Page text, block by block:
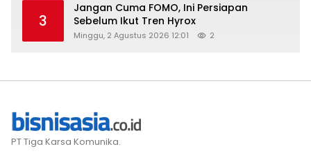
3
Jangan Cuma FOMO, Ini Persiapan
Sebelum Ikut Tren Hyrox
Minggu, 2 Agustus 2026 12:01 2
PT Tiga Karsa Komunika.